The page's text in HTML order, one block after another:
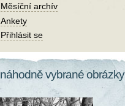
Měsíční archív
Ankety
Přihlásit se
náhodně vybrané obrázky